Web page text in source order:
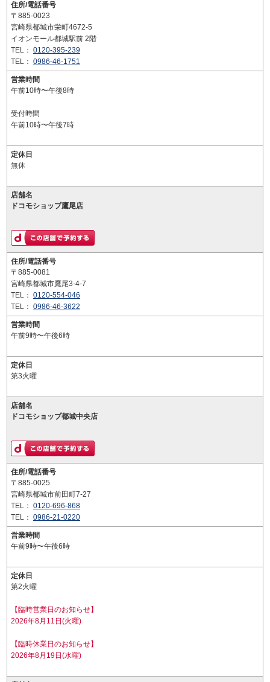
住所/電話番号
〒885-0023
宮崎県都城市栄町4672-5
イオンモール都城駅前 2階
TEL： 0120-395-239
TEL： 0986-46-1751
営業時間
午前10時〜午後8時
受付時間
午前10時〜午後7時
定休日
無休
店舗名
ドコモショップ鷹尾店
住所/電話番号
〒885-0081
宮崎県都城市鷹尾3-4-7
TEL： 0120-554-046
TEL： 0986-46-3622
営業時間
午前9時〜午後6時
定休日
第3火曜
店舗名
ドコモショップ都城中央店
住所/電話番号
〒885-0025
宮崎県都城市前田町7-27
TEL： 0120-696-868
TEL： 0986-21-0220
営業時間
午前9時〜午後6時
定休日
第2火曜
【臨時営業日のお知らせ】
2026年8月11日(火曜)
【臨時休業日のお知らせ】
2026年8月19日(水曜)